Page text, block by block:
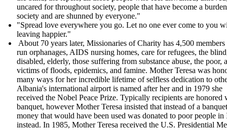
uncared for throughout society, people that have become a
society and are shunned by everyone."
" Spread love everywhere you go. Let no one ever come to you
leaving happier."
About 70 years later, Missionaries of Charity has 4,500 members
run orphanages, AIDS nursing homes, care for refugees, the
disabled, elderly, those suffering from substance abuse, the poor,
victims of floods, epidemics, and famine. Mother Teresa was
many ways for her incredible lifetime of selfless dedication to
Albania's international airport is named after her and in 1979 she
received the Nobel Peace Prize. Typically recipients are honored
banquet, however Mother Teresa insisted that instead of a
money that would have been used was donated to poor people in
instead. In 1985, Mother Teresa received the U.S. Presidential